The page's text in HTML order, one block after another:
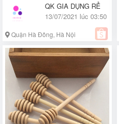
QK GIA DỤNG RẺ
13/07/2021 lúc 03:50
Quận Hà Đông, Hà Nội